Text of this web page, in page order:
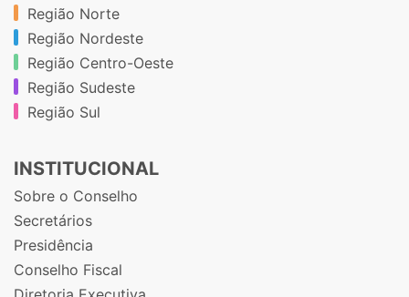
Região Norte
Região Nordeste
Região Centro-Oeste
Região Sudeste
Região Sul
INSTITUCIONAL
Sobre o Conselho
Secretários
Presidência
Conselho Fiscal